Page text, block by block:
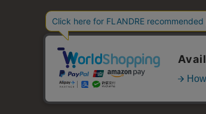
© FLANDRE CO., LTD.